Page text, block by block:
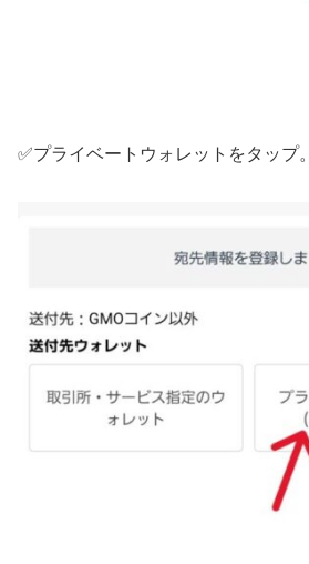
✅プライベートウォレットをタップ。